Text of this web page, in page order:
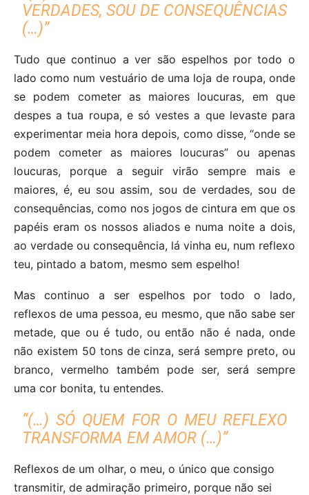
VERDADES, SOU DE CONSEQUÊNCIAS
(…)”
Tudo que continuo a ver são espelhos por todo o
lado como num vestuário de uma loja de roupa, onde
se podem cometer as maiores loucuras, em que
despes a tua roupa, e só vestes a que levaste para
experimentar meia hora depois, como disse, “onde se
podem cometer as maiores loucuras” ou apenas
loucuras, porque a seguir virão sempre mais e
maiores, é, eu sou assim, sou de verdades, sou de
consequências, como nos jogos de cintura em que os
papéis eram os nossos aliados e numa noite a dois,
ao verdade ou consequência, lá vinha eu, num reflexo
teu, pintado a batom, mesmo sem espelho!
Mas continuo a ser espelhos por todo o lado,
reflexos de uma pessoa, eu mesmo, que não sabe ser
metade, que ou é tudo, ou então não é nada, onde
não existem 50 tons de cinza, será sempre preto, ou
branco, vermelho também pode ser, será sempre
uma cor bonita, tu entendes.
“(…) SÓ QUEM FOR O MEU REFLEXO
TRANSFORMA EM AMOR (…)”
Reflexos de um olhar, o meu, o único que consigo
transmitir, de admiração primeiro, porque não sei